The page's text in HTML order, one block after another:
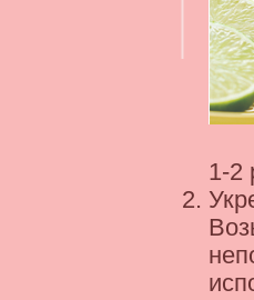
1-2